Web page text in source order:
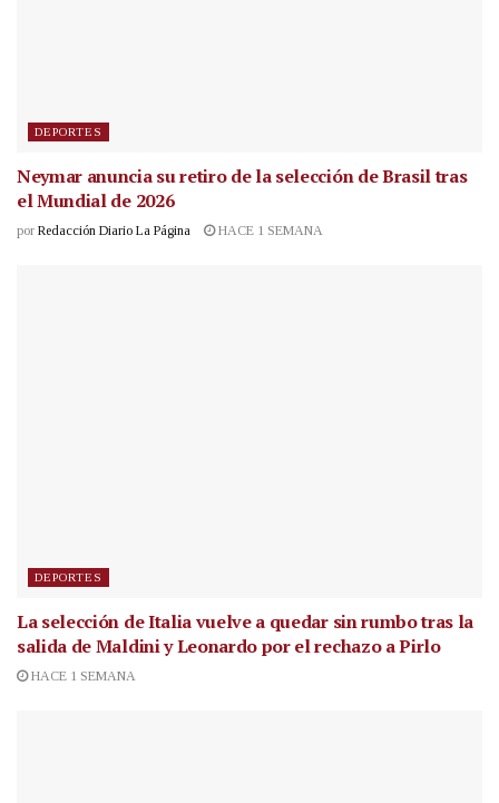
DEPORTES
Neymar anuncia su retiro de la selección de Brasil tras
el Mundial de 2026
por Redacción Diario La Página HACE 1 SEMANA
DEPORTES
La selección de Italia vuelve a quedar sin rumbo tras la
salida de Maldini y Leonardo por el rechazo a Pirlo
HACE 1 SEMANA